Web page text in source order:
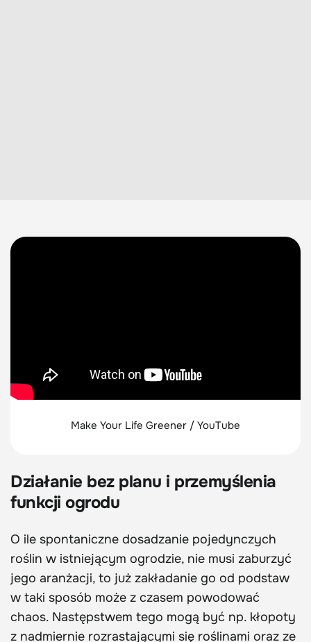
Make Your Life Greener / YouTube
Działanie bez planu i przemyślenia
funkcji ogrodu
O ile spontaniczne dosadzanie pojedynczych
roślin w istniejącym ogrodzie, nie musi zaburzyć
jego aranżacji, to już zakładanie go od podstaw
w taki sposób może z czasem powodować
chaos. Następstwem tego mogą być np. kłopoty
z nadmiernie rozrastającymi się roślinami oraz ze